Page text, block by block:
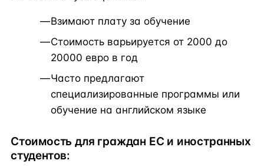
Взимают плату за обучение
Стоимость варьируется от 2000 до
20000 евро в год
Часто предлагают
специализированные программы или
обучение на английском языке
Стоимость для граждан ЕС и иностранных
студентов: